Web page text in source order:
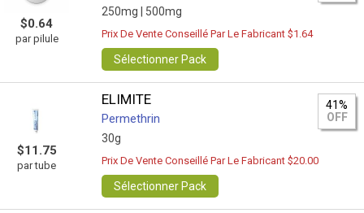
$0.64
par pilule
250mg | 500mg
Prix De Vente Conseillé Par Le Fabricant $1.64
Sélectionner Pack
$11.75
par tube
ELIMITE
Permethrin
30g
41%
OFF
Prix De Vente Conseillé Par Le Fabricant $20.00
Sélectionner Pack